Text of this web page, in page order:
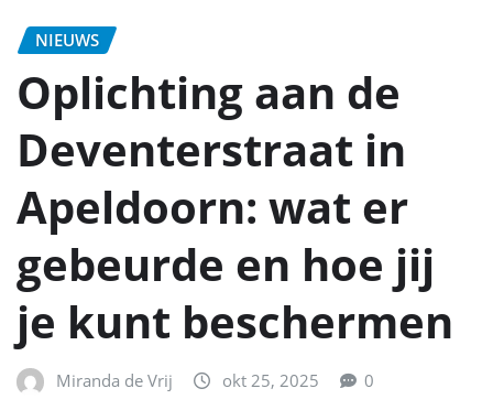
NIEUWS
Oplichting aan de
Deventerstraat in
Apeldoorn: wat er
gebeurde en hoe jij
je kunt beschermen
Miranda de Vrij okt 25, 2025 0